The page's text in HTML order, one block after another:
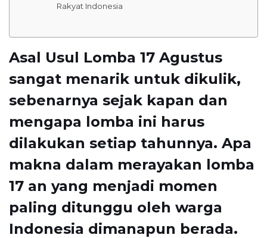
Rakyat Indonesia
Asal Usul Lomba 17 Agustus
sangat menarik untuk dikulik,
sebenarnya sejak kapan dan
mengapa lomba ini harus
dilakukan setiap tahunnya. Apa
makna dalam merayakan lomba
17 an yang menjadi momen
paling ditunggu oleh warga
Indonesia dimanapun berada.